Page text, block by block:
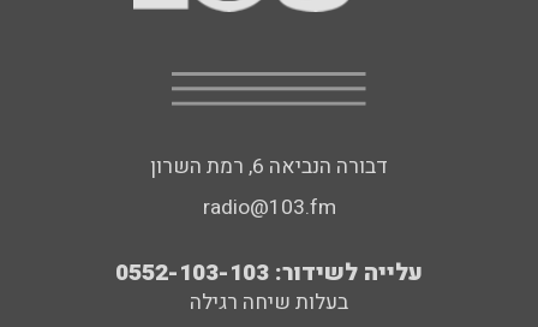
דבורה הנביאה 6, רמת השרון
radio@103.fm
עלייה לשידור: 0552-103-103
בעלות שיחה רגילה